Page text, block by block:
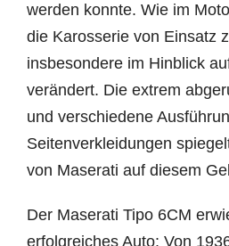
werden konnte. Wie im
die Karosserie von Einsatz
insbesondere im Hinblick
verändert. Die extrem
und verschiedene
Seitenverkleidungen
von Maserati auf diesem
Der Maserati Tipo 6CM
erfolgreiches Auto: Von